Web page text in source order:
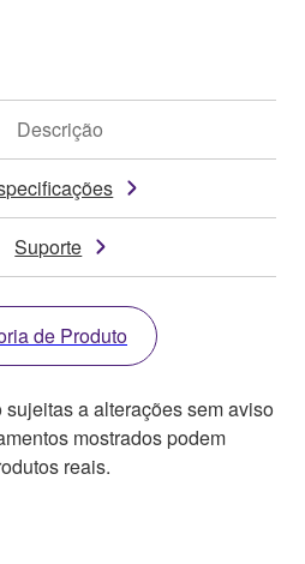
Descrição
Suporte
de Produto
a alterações sem aviso
mostrados podem
reais.